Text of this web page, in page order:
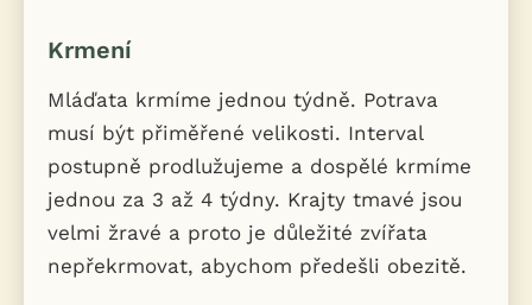
Krmení
Mláďata krmíme jednou týdně. Potrava
musí být přiměřené velikosti. Interval
postupně prodlužujeme a dospělé krmíme
jednou za 3 až 4 týdny. Krajty tmavé jsou
velmi žravé a proto je důležité zvířata
nepřekrmovat, abychom předešli obezitě.